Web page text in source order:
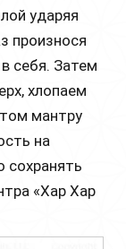
ударяя
произнося
себя. Затем
хлопаем
мантру
на
сохранять
«Хар Хар